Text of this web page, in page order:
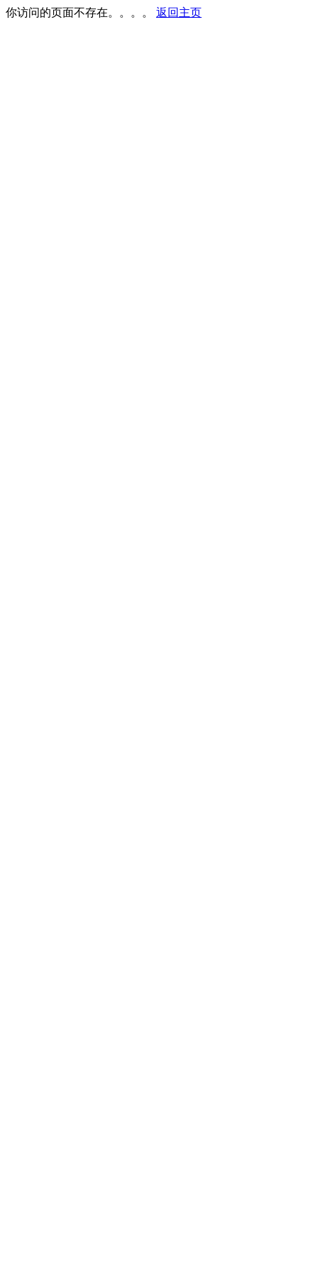
你访问的页面不存在。。。。 返回主页